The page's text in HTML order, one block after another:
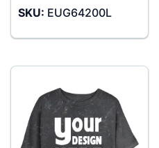
từ
đến
SKU: EUG64200L